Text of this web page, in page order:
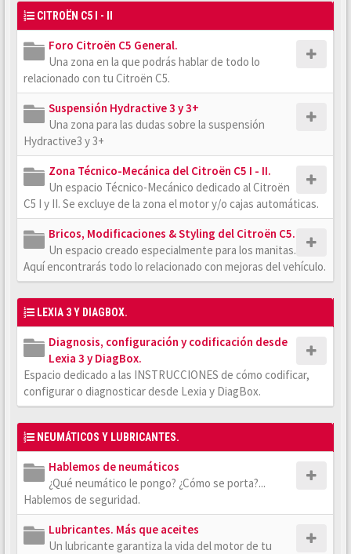
CITROËN C5 I - II
Foro Citroën C5 General.
Una zona en la que podrás hablar de todo lo
relacionado con tu Citroën C5.
Suspensión Hydractive 3 y 3+
Una zona para las dudas sobre la suspensión
Hydractive3 y 3+
Zona Técnico-Mecánica del Citroën C5 I - II.
Un espacio Técnico-Mecánico dedicado al Citroën
C5 I y II. Se excluye de la zona el motor y/o cajas automáticas.
Bricos, Modificaciones & Styling del Citroën C5.
Un espacio creado especialmente para los manitas.
Aquí encontrarás todo lo relacionado con mejoras del vehículo.
LEXIA 3 Y DIAGBOX.
Diagnosis, configuración y codificación desde
Lexia 3 y DiagBox.
Espacio dedicado a las INSTRUCCIONES de cómo codificar,
configurar o diagnosticar desde Lexia y DiagBox.
NEUMÁTICOS Y LUBRICANTES.
Hablemos de neumáticos
¿Qué neumático le pongo? ¿Cómo se porta?...
Hablemos de seguridad.
Lubricantes. Más que aceites
Un lubricante garantiza la vida del motor de tu